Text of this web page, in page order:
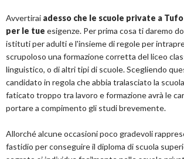
Avvertirai adesso che le scuole private a
per le tue esigenze. Per prima cosa ti daremo
istituti per adulti e l'insieme di regole per
scrupoloso una formazione corretta del liceo
linguistico, o di altri tipi di scuole. Scegliendo
candidato in regola che abbia tralasciato la
faticato troppo tra lavoro e formazione avrà le
portare a compimento gli studi brevemente.
Allorché alcune occasioni poco gradevoli
fastidio per conseguire il diploma di scuola